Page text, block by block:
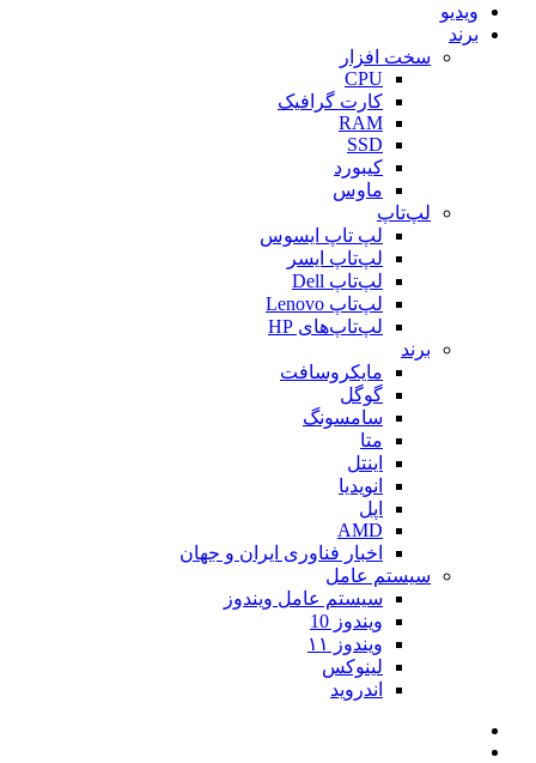
ویدیو
برند
سخت افزار
CPU
کارت گرافیک
RAM
SSD
کیبورد
ماوس
لپ‌تاپ
لپ تاپ ایسوس
لپ‌تاپ ایسر
لپ‌تاپ Dell
لپ‌تاپ Lenovo
لپ‌تاپ‌های HP
برند
مایکروسافت
گوگل
سامسونگ
متا
اینتل
انویدیا
اپل
AMD
اخبار فناوری ایران و جهان
سیستم عامل
سیستم عامل ویندوز
ویندوز 10
ویندوز ۱۱
لینوکس
اندروید